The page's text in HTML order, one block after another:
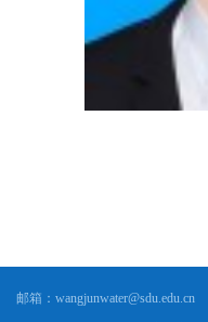
邮箱： wangjunwater@sdu.edu.cn